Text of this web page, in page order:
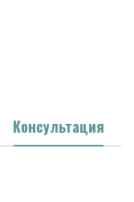
Консультация